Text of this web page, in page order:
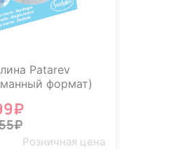
Patarev
формат)
Розничная цена